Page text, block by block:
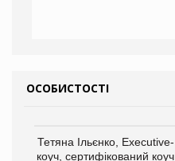
ОСОБИСТОСТІ
Тетяна Ільєнко, Executive-
коуч, сертифікований коуч